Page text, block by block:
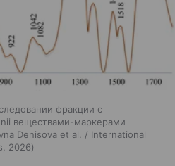
фракции с
веществами-маркерами
Denisova et al. / International
2026